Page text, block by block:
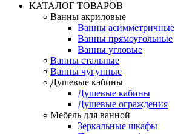
КАТАЛОГ ТОВАРОВ
Ванны акриловые
Ванны асимметричные
Ванны прямоугольные
Ванны угловые
Ванны стальные
Ванны чугунные
Душевые кабины
Душевые кабины
Душевые ограждения
Мебель для ванной
Зеркальные шкафы